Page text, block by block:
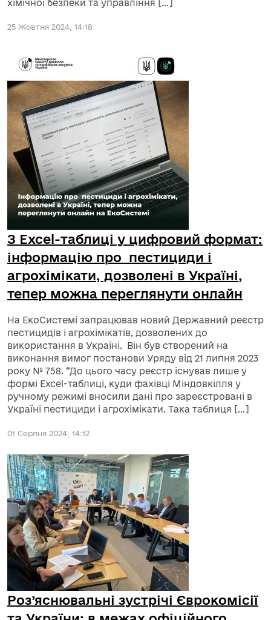
хімічної безпеки та управління […]
25 Жовтня 2024, 14:18
З Excel-таблиці у цифровий формат:
інформацію про пестициди і
агрохімікати, дозволені в Україні,
тепер можна переглянути онлайн
На ЕкоСистемі запрацював новий Державний реєстр
пестицидів і агрохімікатів, дозволених до
використання в Україні. Він був створений на
виконання вимог постанови Уряду від 21 липня 2023
року № 758. “До цього часу реєстр існував лише у
формі Excel-таблиці, куди фахівці Міндовкілля у
ручному режимі вносили дані про зареєстровані в
Україні пестициди і агрохімікати. Така таблиця […]
01 Серпня 2024, 14:12
Роз’яснювальні зустрічі Єврокомісії